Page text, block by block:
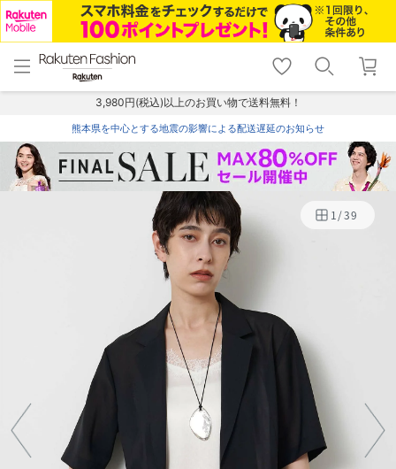
menu home
トップ
shopping_cart lock_outline
ログイン
3,980円(税込)以上のお買い物で送料無料！
熊本県を中心とする地震の影響による配送遅延のお知らせ
1/39